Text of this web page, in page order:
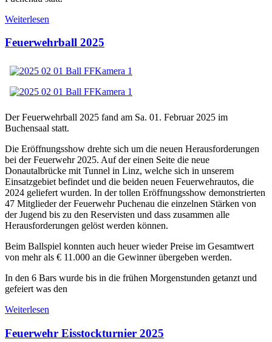
Weiterlesen
Feuerwehrball 2025
Der Feuerwehrball 2025 fand am Sa. 01. Februar 2025 im
Buchensaal statt.
Die Eröffnungsshow drehte sich um die neuen Herausforderungen
bei der Feuerwehr 2025. Auf der einen Seite die neue
Donautalbrücke mit Tunnel in Linz, welche sich in unserem
Einsatzgebiet befindet und die beiden neuen Feuerwehrautos, die
2024 geliefert wurden. In der tollen Eröffnungsshow demonstrierten
47 Mitglieder der Feuerwehr Puchenau die einzelnen Stärken von
der Jugend bis zu den Reservisten und dass zusammen alle
Herausforderungen gelöst werden können.
Beim Ballspiel konnten auch heuer wieder Preise im Gesamtwert
von mehr als € 11.000 an die Gewinner übergeben werden.
In den 6 Bars wurde bis in die frühen Morgenstunden getanzt und
gefeiert was den
Weiterlesen
Feuerwehr Eisstockturnier 2025